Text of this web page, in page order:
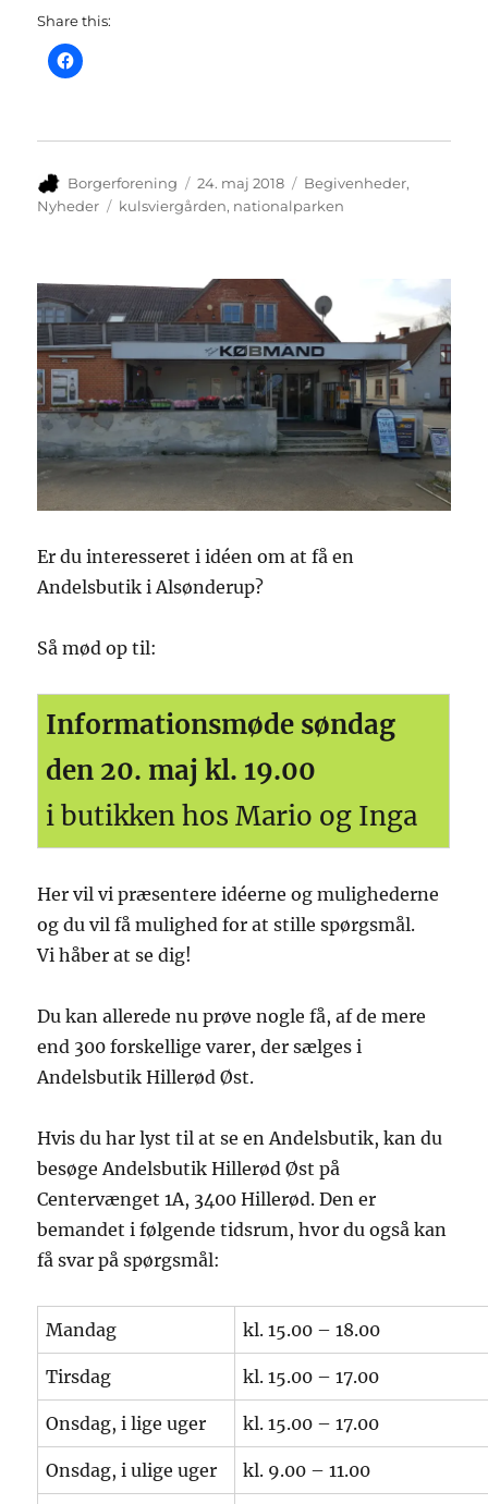
Share this:
Forfatter
Borgerforening Udgivet
24. maj 2018 Kategorier
Begivenheder,
Nyheder
Tags
kulsviergården, nationalparken
Er du interesseret i idéen om at få en
Andelsbutik i Alsønderup?
Så mød op til:
Informationsmøde søndag
den 20. maj kl. 19.00
i butikken hos Mario og Inga
Her vil vi præsentere idéerne og mulighederne
og du vil få mulighed for at stille spørgsmål.
Vi håber at se dig!
Du kan allerede nu prøve nogle få, af de mere
end 300 forskellige varer, der sælges i
Andelsbutik Hillerød Øst.
Hvis du har lyst til at se en Andelsbutik, kan du
besøge Andelsbutik Hillerød Øst på
Centervænget 1A, 3400 Hillerød. Den er
bemandet i følgende tidsrum, hvor du også kan
få svar på spørgsmål:
Mandag kl. 15.00 – 18.00
Tirsdag kl. 15.00 – 17.00
Onsdag, i lige uger kl. 15.00 – 17.00
Onsdag, i ulige uger kl. 9.00 – 11.00